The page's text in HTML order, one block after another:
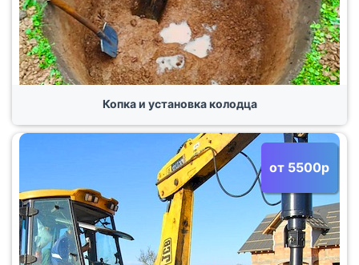
Копка и установка колодца
от 5500р